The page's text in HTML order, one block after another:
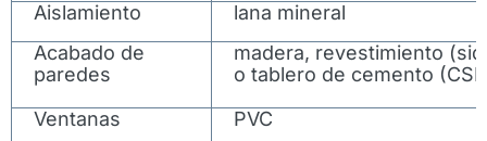
Aislamiento
lana mineral
Acabado de
paredes
madera, revestimiento
o tablero de cemento
Ventanas
PVC